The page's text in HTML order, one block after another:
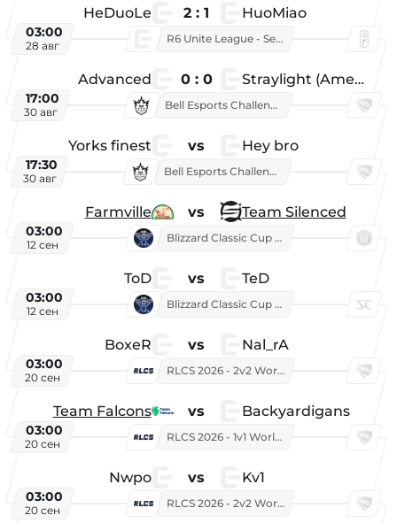
HeDuoLe 2 : 1 HuoMiao
03:00
28 авг
R6 Unite League - Season 1
Advanced 0 : 0 Straylight (American team)
17:00
30 авг
Bell Esports Challenge 2026
Yorks finest vs Hey bro
17:30
30 авг
Bell Esports Challenge 2026
Farmville vs Team Silenced
03:00
12 сен
Blizzard Classic Cup 2026
ToD vs TeD
03:00
12 сен
Blizzard Classic Cup 2026
BoxeR vs Nal_rA
03:00
20 сен
RLCS 2026 - 2v2 World Championship
Team Falcons vs Backyardigans
03:00
20 сен
RLCS 2026 - 1v1 World Championship
Nwpo vs Kv1
03:00
20 сен
RLCS 2026 - 2v2 World Championship